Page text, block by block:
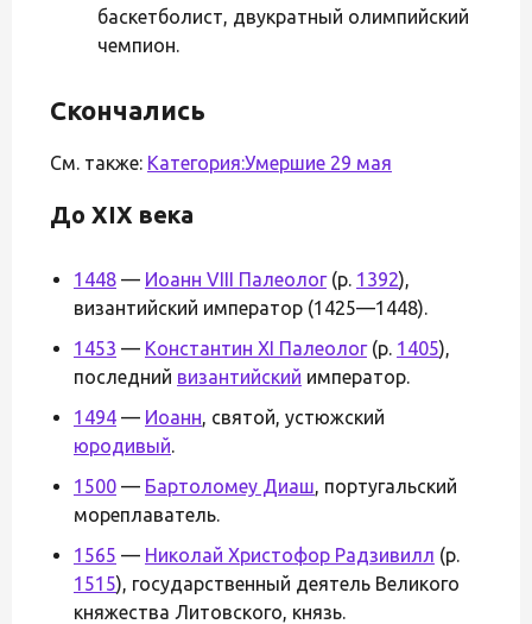
баскетболист, двукратный олимпийский
чемпион.
Скончались
См. также: Категория:Умершие 29 мая
До XIX века
1448 — Иоанн VIII Палеолог(р. 1392),
византийский император (1425—1448).
1453 — Константин XI Палеолог(р. 1405),
последний византийский император.
1494 — Иоанн, святой, устюжский
юродивый.
1500 — Бартоломеу Диаш, португальский
мореплаватель.
1565 — Николай Христофор Радзивилл (р.
1515), государственный деятель Великого
княжества Литовского, князь.